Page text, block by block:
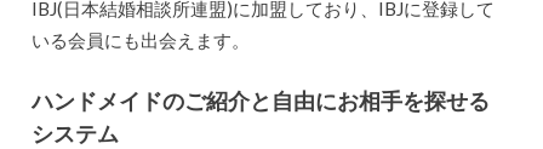
IBJ(日本結婚相談所連盟)に加盟しており、IBJに登録して
いる会員にも出会えます。
ハンドメイドのご紹介と自由にお相手を探せる
システム